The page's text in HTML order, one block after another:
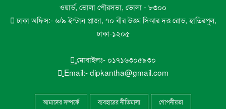
১০
ভোলা সরকারি মহিলা কলেজের এইচএসসি বাংলা
পরীক্ষা নিয়ে বিভ্রান্তির অবসান
ওয়ার্ড, ভোলা পৌরসভা, ভোলা - ৮৩০০
ঢাকা অফিস:- ৬/৯ ইস্টান প্লাজা, ৭০ বীর উত্তম সিআর দত্ত রোড, হাতিরপুল,
ঢাকা-১২০৫
মোবাইলঃ- ০১৭১৬৩০৫৯৩০
Email:- dipkantha@gmail.com
আমাদের সম্পর্কে ব্যবহারের নীতিমালা গোপনীয়তা